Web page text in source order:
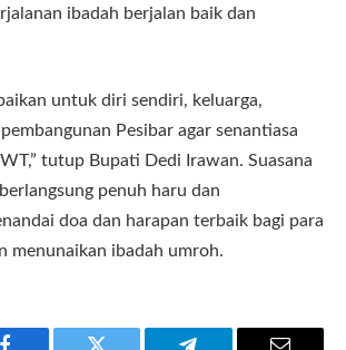
ibadah berjalan baik dan
untuk diri sendiri, keluarga,
Pesibar agar senantiasa
tutup Bupati Dedi Irawan. Suasana
penuh haru dan
doa dan harapan terbaik bagi para
menunaikan ibadah umroh.